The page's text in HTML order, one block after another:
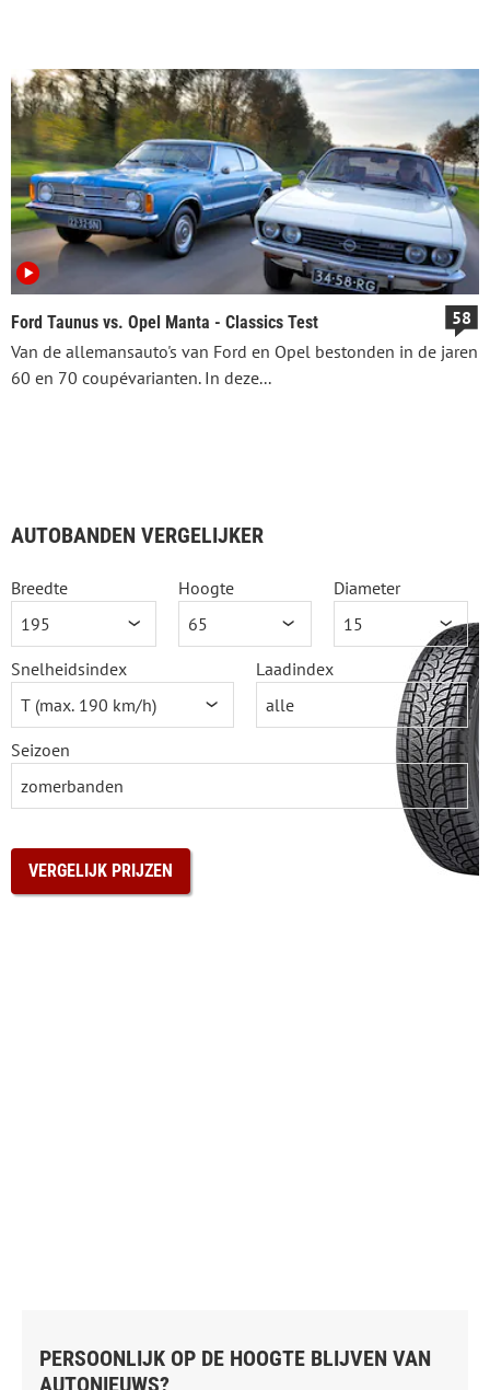
Ford Taunus vs. Opel Manta - Classics Test
58
Van de allemansauto's van Ford en Opel bestonden in de jaren
60 en 70 coupévarianten. In deze...
AUTOBANDEN VERGELIJKER
Breedte Hoogte Diameter
Snelheidsindex Laadindex
Seizoen
PERSOONLIJK OP DE HOOGTE BLIJVEN VAN
AUTONIEUWS?